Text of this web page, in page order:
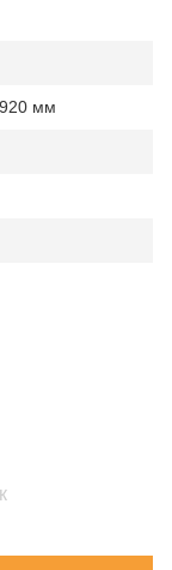
мм